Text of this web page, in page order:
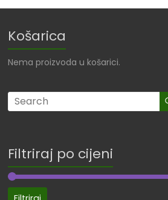
Košarica
Nema proizvoda u košarici.
Filtriraj po cijeni